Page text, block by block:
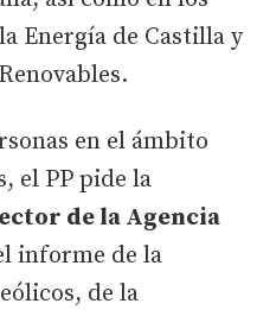
Energía de Castilla y
en el ámbito
el PP pide la
de la Agencia
informe de la
de la